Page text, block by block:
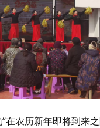
”在农历新年即将到来